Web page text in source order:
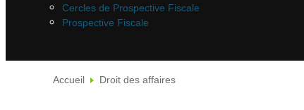
Cercles de Prospective Fiscale
Prospective Fiscale
Accueil Droit des affaires